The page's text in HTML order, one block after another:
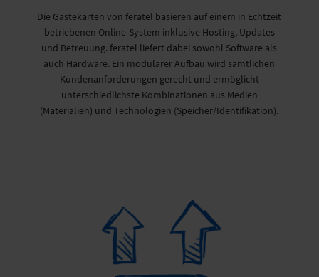
Die Gästekarten von feratel basieren auf einem in Echtzeit
betriebenen Online-System inklusive Hosting, Updates
und Betreuung. feratel liefert dabei sowohl Software als
auch Hardware. Ein modularer Aufbau wird sämtlichen
Kundenanforderungen gerecht und ermöglicht
unterschiedlichste Kombinationen aus Medien
(Materialien) und Technologien (Speicher/Identifikation).